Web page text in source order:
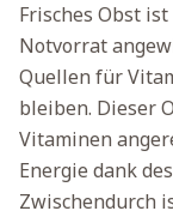
Frisches Obst
Notvorrat
Quellen für
bleiben. Dieser
Vitaminen
Energie dank
Zwischendurch